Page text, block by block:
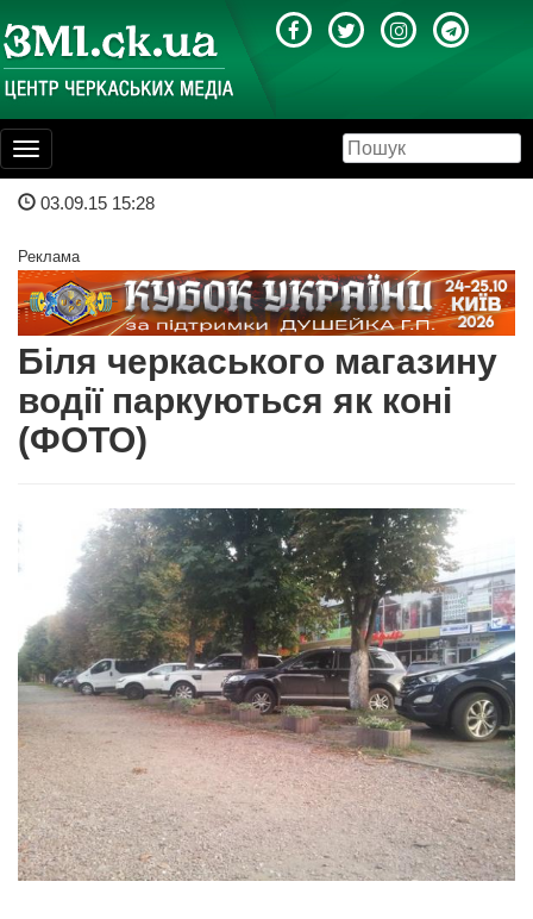
Toggle
navigation
03.09.15 15:28
Реклама
Біля черкаського магазину
водії паркуються як коні
(ФОТО)